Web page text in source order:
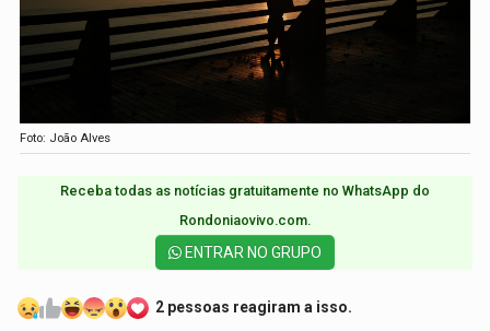
Foto: João Alves
Receba todas as notícias gratuitamente no WhatsApp do
Rondoniaovivo.com.​
ENTRAR NO GRUPO
2 pessoas reagiram a isso.